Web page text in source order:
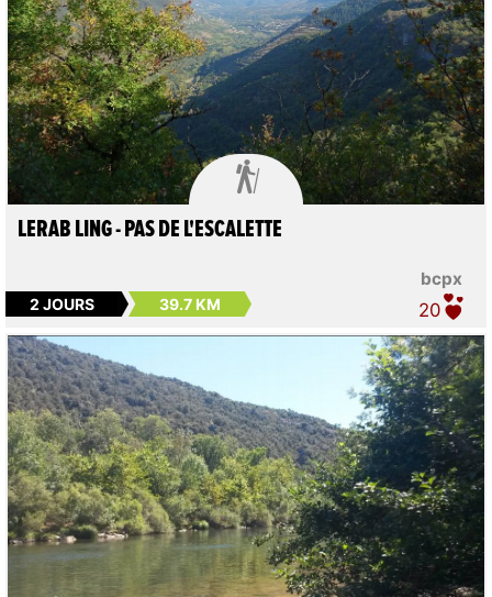

bcpx
LERAB LING - PAS DE L'ESCALETTE
2 JOURS 39.7 KM 20